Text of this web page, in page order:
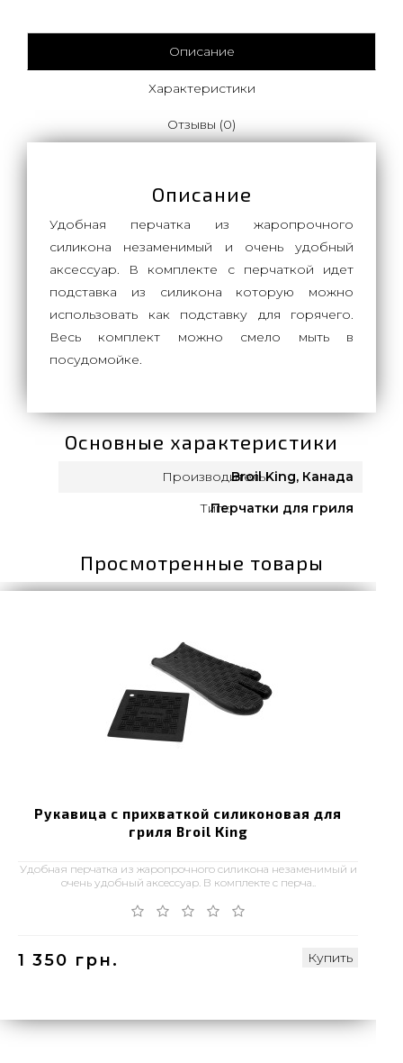
Описание
Характеристики
Отзывы (0)
Описание
Удобная перчатка из жаропрочного
силикона незаменимый и очень удобный
аксессуар. В комплекте с перчаткой идет
подставка из силикона которую можно
использовать как подставку для горячего.
Весь комплект можно смело мыть в
посудомойке.
Основные характеристики
Производитель:Broil King, Канада
Тип :
Перчатки для гриля
Просмотренные товары
Рукавица с прихваткой силиконовая для
гриля Broil King
Удобная перчатка из жаропрочного силикона незаменимый и
очень удобный аксессуар. В комплекте с перча..
1 350 грн. Купить